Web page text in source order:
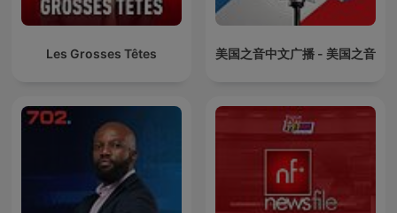
Les Grosses Têtes 美国之音中文广播 - 美国之音